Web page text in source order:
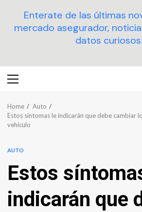
Enterate de las últimas
mercado asegurador,
datos curiosos.
Primary
Home
Auto
Estos síntomas le indicarán que debe cambiar
vehículo
AUTO
Estos
indicarán que